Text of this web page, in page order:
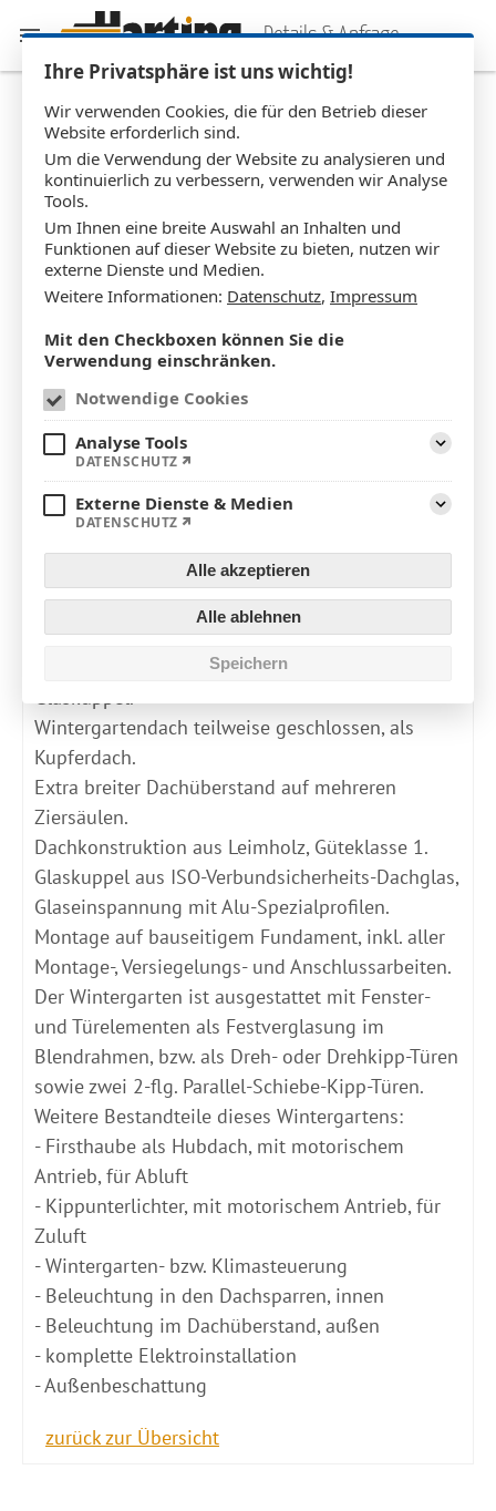
Details & Anfrage
Wintergarten WG_0165
Bildbetrachter öffnen
Material
Fenster- /Türelemente aus Holz (Lärche)
Satteldach-Wíntergarten mit aufgesetzter
Wintergartendach teilweise geschlossen, als
Kupferdach.
Extra breiter Dachüberstand auf mehreren
Ziersäulen.
Dachkonstruktion aus Leimholz, Güteklasse 1.
Glaskuppel aus ISO-Verbundsicherheits-Dachglas,
Glaseinspannung mit Alu-Spezialprofilen.
Montage auf bauseitigem Fundament, inkl. aller
Montage-, Versiegelungs- und Anschlussarbeiten.
Der Wintergarten ist ausgestattet mit Fenster-
und Türelementen als Festverglasung im
Blendrahmen, bzw. als Dreh- oder Drehkipp-Türen
sowie zwei 2-flg. Parallel-Schiebe-Kipp-Türen.
Weitere Bestandteile dieses Wintergartens:
- Firsthaube als Hubdach, mit motorischem
Antrieb, für Abluft
- Kippunterlichter, mit motorischem Antrieb, für
Zuluft
- Wintergarten- bzw. Klimasteuerung
- Beleuchtung in den Dachsparren, innen
- Beleuchtung im Dachüberstand, außen
- komplette Elektroinstallation
- Außenbeschattung
zurück zur Übersicht
Ihre Privatsphäre ist uns wichtig!
Wir verwenden Cookies, die für den Betrieb dieser
Website erforderlich sind.
Um die Verwendung der Website zu analysieren und
kontinuierlich zu verbessern, verwenden wir Analyse
Tools.
Um Ihnen eine breite Auswahl an Inhalten und
Funktionen auf dieser Website zu bieten, nutzen wir
externe Dienste und Medien.
Weitere Informationen: Datenschutz, Impressum
Mit den Checkboxen können Sie die
Verwendung einschränken.
Notwendige Cookies
Analyse Tools
DATENSCHUTZ
Externe Dienste & Medien
DATENSCHUTZ
Alle akzeptieren
Alle ablehnen
Speichern